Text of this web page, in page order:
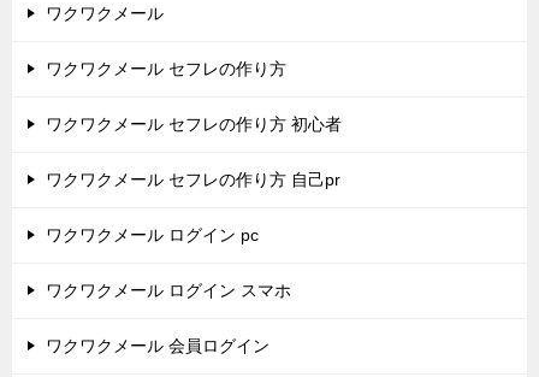
ワクワクメール
ワクワクメール セフレの作り方
ワクワクメール セフレの作り方 初心者
ワクワクメール セフレの作り方 自己pr
ワクワクメール ログイン pc
ワクワクメール ログイン スマホ
ワクワクメール 会員ログイン